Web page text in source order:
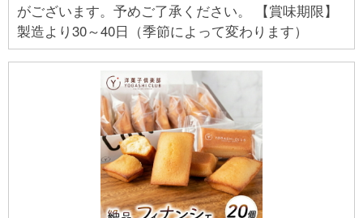
がございます。予めご了承ください。 【賞味期限】
製造より30～40日（季節によって変わります）